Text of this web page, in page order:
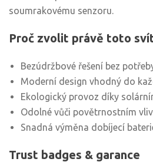
soumrakovému senzoru.
Proč zvolit právě toto
Bezúdržbové řešení bez
Moderní design vhodný do
Ekologický provoz díky
Odolné vůči povětrnostním
Snadná výměna dobíjecí
Trust badges & garance